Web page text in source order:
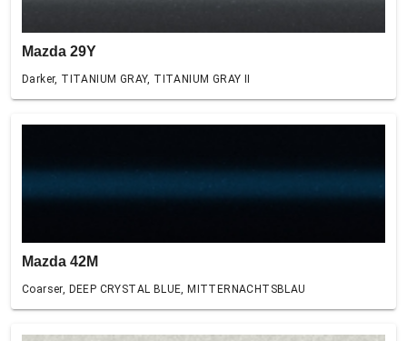
Mazda 29Y
Darker, TITANIUM GRAY, TITANIUM GRAY II
Mazda 42M
Coarser, DEEP CRYSTAL BLUE, MITTERNACHTSBLAU